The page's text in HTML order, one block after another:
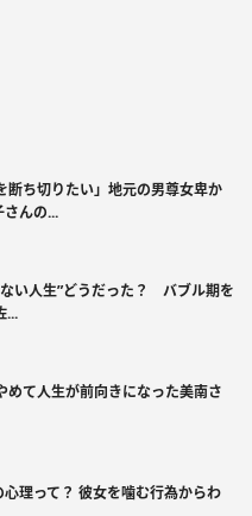
断ち切りたい」地元の男尊女卑か
さんの...
ない人生”どうだった？ バブル期を
...
めて人生が前向きになった美南さ
理って？ 彼女を噛む行為からわ